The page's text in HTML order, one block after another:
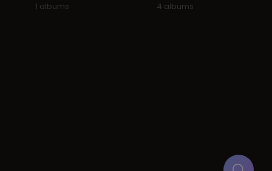
1 albums 4 albums